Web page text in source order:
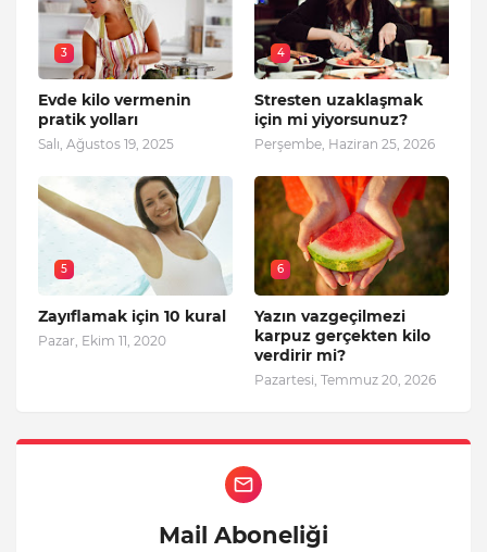
3
Evde kilo vermenin
pratik yolları
Salı, Ağustos 19, 2025
4
Stresten uzaklaşmak
için mi yiyorsunuz?
Perşembe, Haziran 25, 2026
5
Zayıflamak için 10 kural
Pazar, Ekim 11, 2020
6
Yazın vazgeçilmezi
karpuz gerçekten kilo
verdirir mi?
Pazartesi, Temmuz 20, 2026
Mail Aboneliği